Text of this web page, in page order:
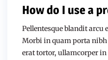
How do I use a
Pellentesque blandit arcu
Morbi in quam porta
erat tortor, ullamcorper